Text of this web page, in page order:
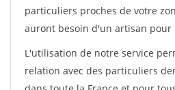
particuliers proches de votre
auront besoin d'un artisan pour
L'utilisation de notre service
relation avec des particuliers